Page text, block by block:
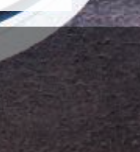
Facebook